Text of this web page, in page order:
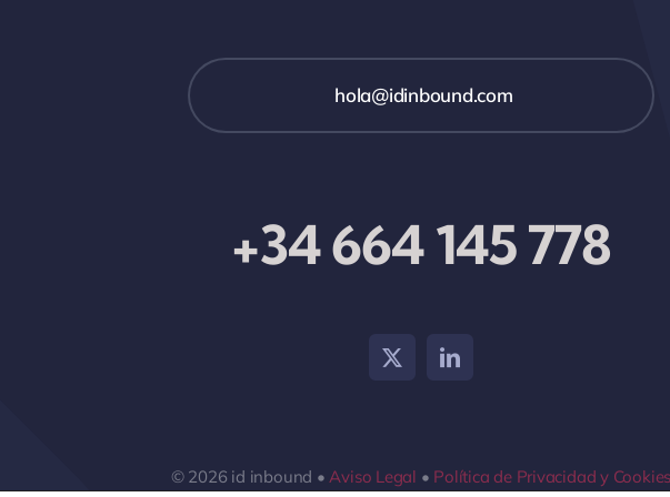
hola@idinbound.com
+34 664 145 778
© 2026 id inbound •Aviso Legal • Política de Privacidad y